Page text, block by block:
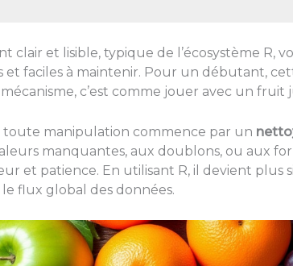
clair et lisible, typique de l’écosystème R,
et faciles à maintenir. Pour un débutant,
c’est comme jouer avec un fruit
toute manipulation commence par un
manquantes, aux doublons, ou aux
et patience. En utilisant R, il devient plus
flux global des données.